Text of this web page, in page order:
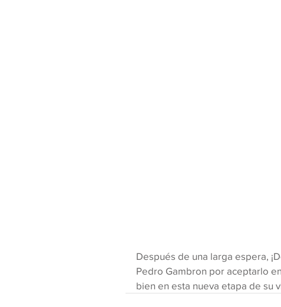
Después de una larga espera,
Pedro Gambron por aceptarlo
bien en esta nueva etapa de su